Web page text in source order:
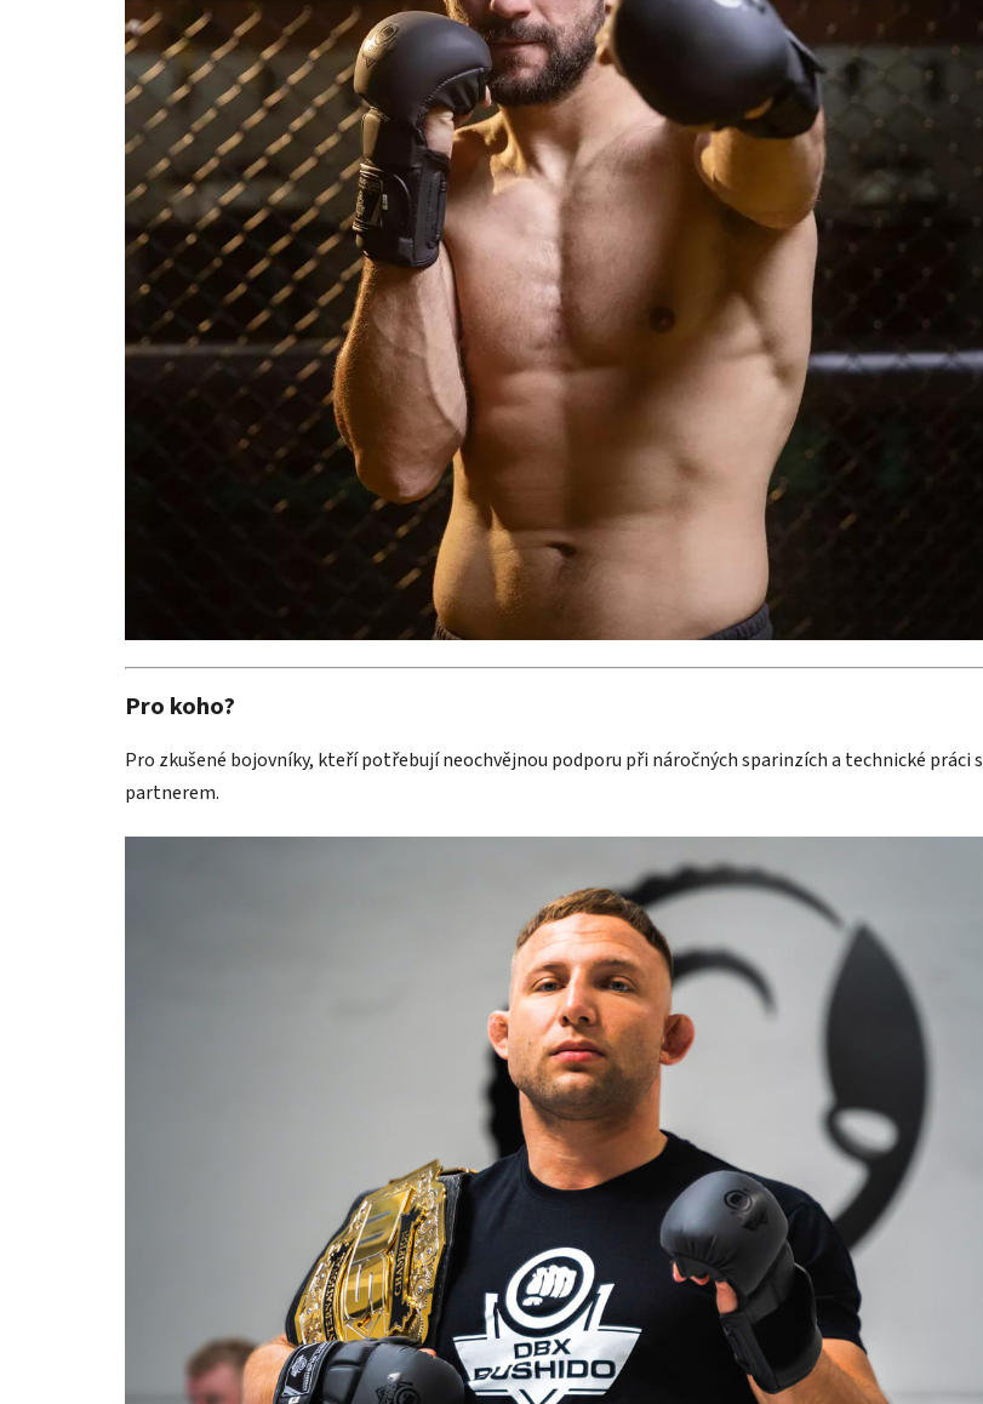
Pro koho?
Pro zkušené bojovníky, kteří potřebují neochvějnou podporu při náročných sparinzích a technické práci s
partnerem.